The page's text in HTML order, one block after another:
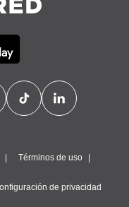
Términos de uso
de privacidad